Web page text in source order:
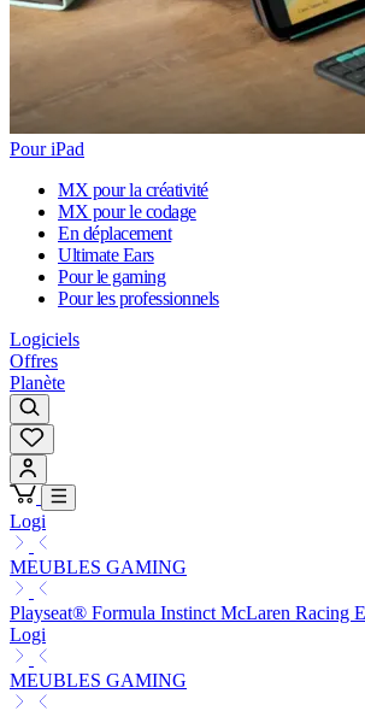
Pour iPad
MX pour la créativité
MX pour le codage
En déplacement
Ultimate Ears
Pour le gaming
Pour les professionnels
Logiciels
Offres
Planète
Logi
MEUBLES GAMING
Playseat® Formula Instinct McLaren Racing
Logi
MEUBLES GAMING